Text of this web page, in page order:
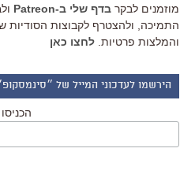
מוזמנים לבקר בדף שלי ב-Patreon
התמיכה, ולהצטרף לקבוצות הסודיות
והמלצות פרטיות. לחצו כאן
הירשמו לעדכוני המייל של